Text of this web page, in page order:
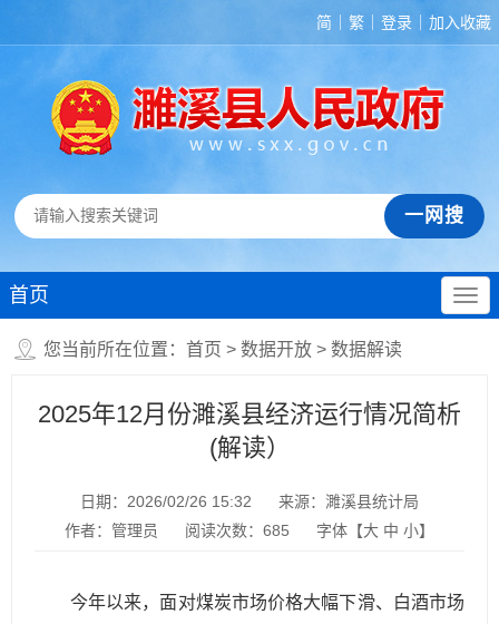
简 繁 登录 加入收藏
首页
您当前所在位置： 首页 > 数据开放 > 数据解读
2025年12月份濉溪县经济运行情况简析
(解读）
日期：2026/02/26 15:32
来源：濉溪县统计局
作者：管理员
阅读次数： 685 字体【大 中 小】
今年以来，面对煤炭市场价格大幅下滑、白酒市场